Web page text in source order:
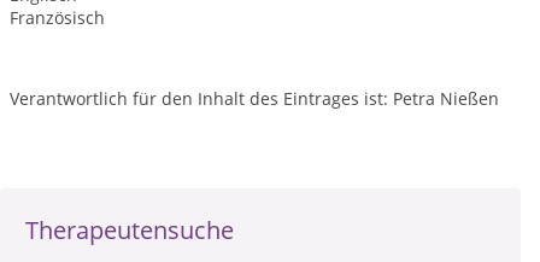
Therapeutensuche
Französisch
Verantwortlich für den Inhalt des Eintrages ist: Petra Nießen